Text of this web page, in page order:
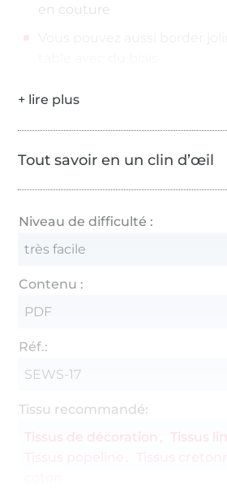
en couture
Tout savoir en un clin d’œil
Niveau de difficulté :
très facile
Contenu :
PDF
Réf.:
SEWS-17
Tissu recommandé:
Tissus de décoration
Tissus lin